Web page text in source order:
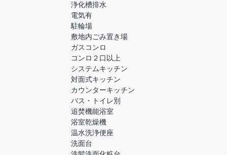
浄化槽排水
電気有
駐輪場
敷地内ごみ置き場
ガスコンロ
コンロ２口以上
システムキッチン
対面式キッチン
カウンターキッチン
バス・トイレ別
追焚機能浴室
浴室乾燥機
温水洗浄便座
洗面台